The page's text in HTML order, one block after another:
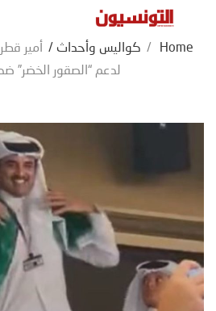
Home
/ كواليس وأحداث /
أمير
لدعم “الصقور الخضر” ضد